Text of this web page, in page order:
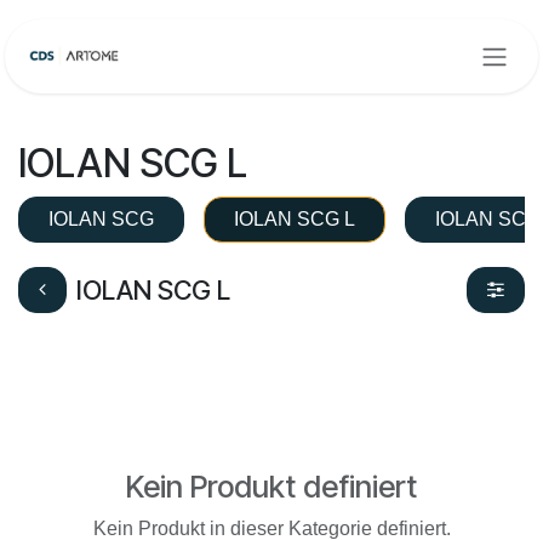
IOLAN SCG L
IOLAN SCG IOLAN SCG L IOLAN
IOLAN SCG L
Kein Produkt definiert
Kein Produkt in dieser Kategorie definiert.